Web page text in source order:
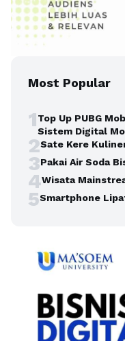
Most Popular
1Top Up PUBG
Sistem Digital
2Sate Kere
3Pakai Air Soda
4Wisata
5Smartphone